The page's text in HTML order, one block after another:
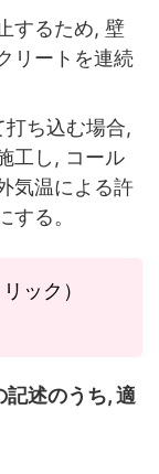
するため, 壁
リートを連続
ち込む場合,
工し, コール
気温による許
る。
ック）
述のうち, 適